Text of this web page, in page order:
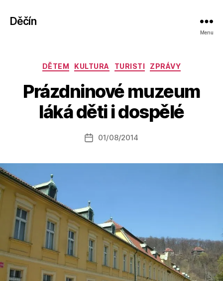
Děčín
Menu
Rubriky
DĚTEM KULTURA TURISTI ZPRÁVY
Prázdninové muzeum
láká děti i dospělé
Autor
příspěvku
u
o
a
Datum
01/08/2014